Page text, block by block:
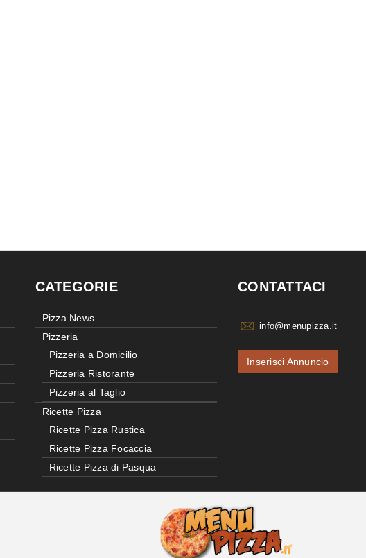
CATEGORIE
Pizza News
Pizzeria
Pizzeria a Domicilio
Pizzeria Ristorante
Pizzeria al Taglio
Ricette Pizza
Ricette Pizza Rustica
Ricette Pizza Focaccia
Ricette Pizza di Pasqua
CONTATTACI
info@menupizza.it
Inserisci Annuncio